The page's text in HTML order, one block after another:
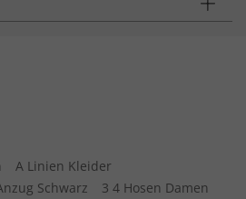
A Linien Kleider
Schwarz
3 4 Hosen Damen